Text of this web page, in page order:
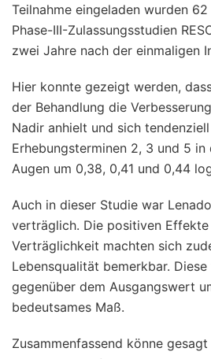
Teilnahme eingeladen wurden
Phase-III-Zulassungsstudien
zwei Jahre nach der einmaligen
Hier konnte gezeigt werden,
der Behandlung die
Nadir anhielt und sich
Erhebungsterminen 2, 3 und 5 in
Augen um 0,38, 0,41 und 0,44
Auch in dieser Studie war
verträglich. Die positiven
Verträglichkeit machten sich
Lebensqualität bemerkbar.
gegenüber dem Ausgangswert
bedeutsames Maß.
Zusammenfassend könne